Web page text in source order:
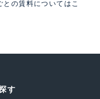
の賃料については こ
す